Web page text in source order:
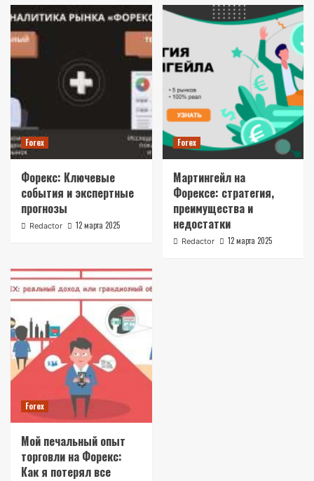
Forex
Форекс: Ключевые
события и экспертные
прогнозы
Redactor 12 марта 2025
Forex
Мартингейл на
Форексе: стратегия,
преимущества и
недостатки
Redactor 12 марта 2025
Forex
Мой печальный опыт
торговли на Форекс:
Как я потерял все